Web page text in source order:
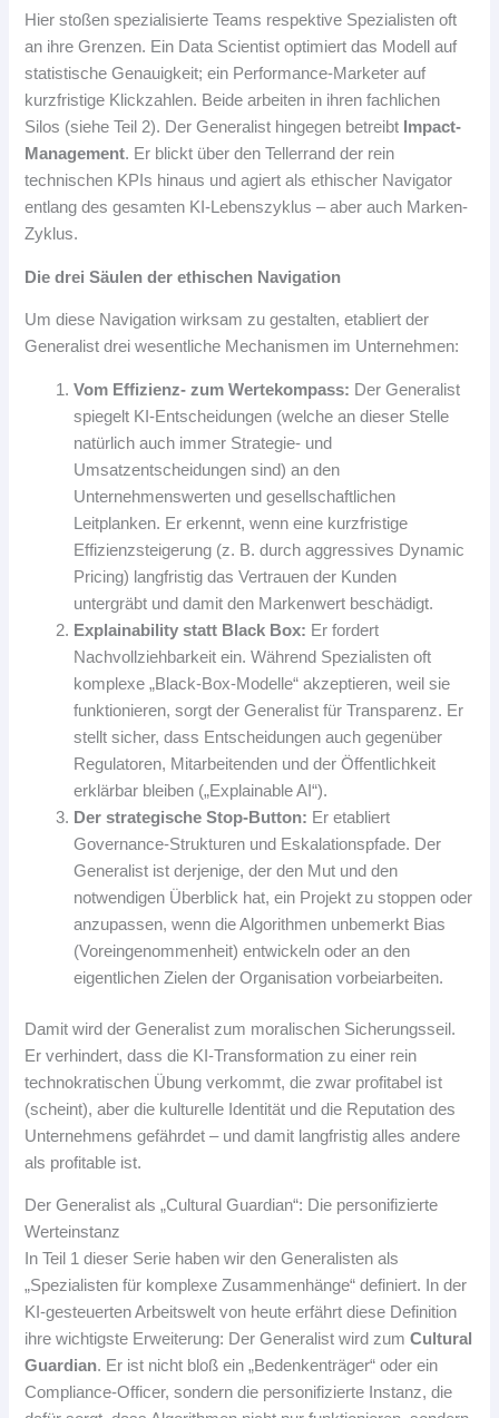
Hier stoßen spezialisierte Teams respektive Spezialisten oft
an ihre Grenzen. Ein Data Scientist optimiert das Modell auf
statistische Genauigkeit; ein Performance-Marketer auf
kurzfristige Klickzahlen. Beide arbeiten in ihren fachlichen
Silos (siehe Teil 2). Der Generalist hingegen betreibt Impact-
Management. Er blickt über den Tellerrand der rein
technischen KPIs hinaus und agiert als ethischer Navigator
entlang des gesamten KI-Lebenszyklus – aber auch Marken-
Zyklus.
Die drei Säulen der ethischen Navigation
Um diese Navigation wirksam zu gestalten, etabliert der
Generalist drei wesentliche Mechanismen im Unternehmen:
Vom Effizienz- zum Wertekompass: Der Generalist
spiegelt KI-Entscheidungen (welche an dieser Stelle
natürlich auch immer Strategie- und
Umsatzentscheidungen sind) an den
Unternehmenswerten und gesellschaftlichen
Leitplanken. Er erkennt, wenn eine kurzfristige
Effizienzsteigerung (z. B. durch aggressives Dynamic
Pricing) langfristig das Vertrauen der Kunden
untergräbt und damit den Markenwert beschädigt.
Explainability statt Black Box: Er fordert
Nachvollziehbarkeit ein. Während Spezialisten oft
komplexe „Black-Box-Modelle“ akzeptieren, weil sie
funktionieren, sorgt der Generalist für Transparenz. Er
stellt sicher, dass Entscheidungen auch gegenüber
Regulatoren, Mitarbeitenden und der Öffentlichkeit
erklärbar bleiben („Explainable AI“).
Der strategische Stop-Button: Er etabliert
Governance-Strukturen und Eskalationspfade. Der
Generalist ist derjenige, der den Mut und den
notwendigen Überblick hat, ein Projekt zu stoppen oder
anzupassen, wenn die Algorithmen unbemerkt Bias
(Voreingenommenheit) entwickeln oder an den
eigentlichen Zielen der Organisation vorbeiarbeiten.
Damit wird der Generalist zum moralischen Sicherungsseil.
Er verhindert, dass die KI-Transformation zu einer rein
technokratischen Übung verkommt, die zwar profitabel ist
(scheint), aber die kulturelle Identität und die Reputation des
Unternehmens gefährdet – und damit langfristig alles andere
als profitable ist.
Der Generalist als „Cultural Guardian“: Die personifizierte
Werteinstanz
In Teil 1 dieser Serie haben wir den Generalisten als
„Spezialisten für komplexe Zusammenhänge“ definiert. In der
KI-gesteuerten Arbeitswelt von heute erfährt diese Definition
ihre wichtigste Erweiterung: Der Generalist wird zumCultural
Guardian. Er ist nicht bloß ein „Bedenkenträger“ oder ein
Compliance-Officer, sondern die personifizierte Instanz, die